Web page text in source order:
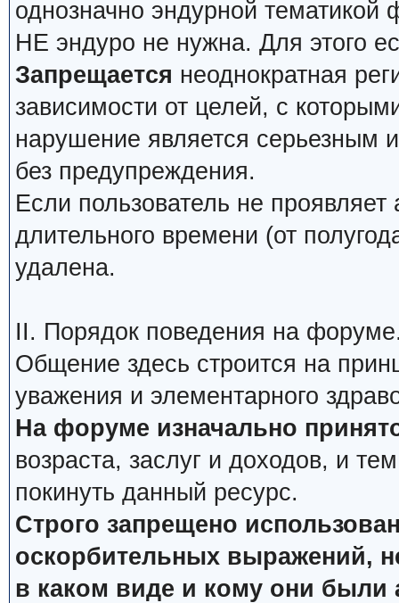
однозначно эндурной тематикой
НЕ эндуро не нужна. Для этого
Запрещается неоднократная
зависимости от целей, с
нарушение является серьезным
без предупреждения.
Если пользователь не
длительного времени (от
удалена.
II. Порядок поведения на
Общение здесь строится на
уважения и элементарного
На форуме изначально
возраста, заслуг и доходов, и
покинуть данный ресурс.
Строго запрещено
оскорбительных выражений,
в каком виде и кому они были